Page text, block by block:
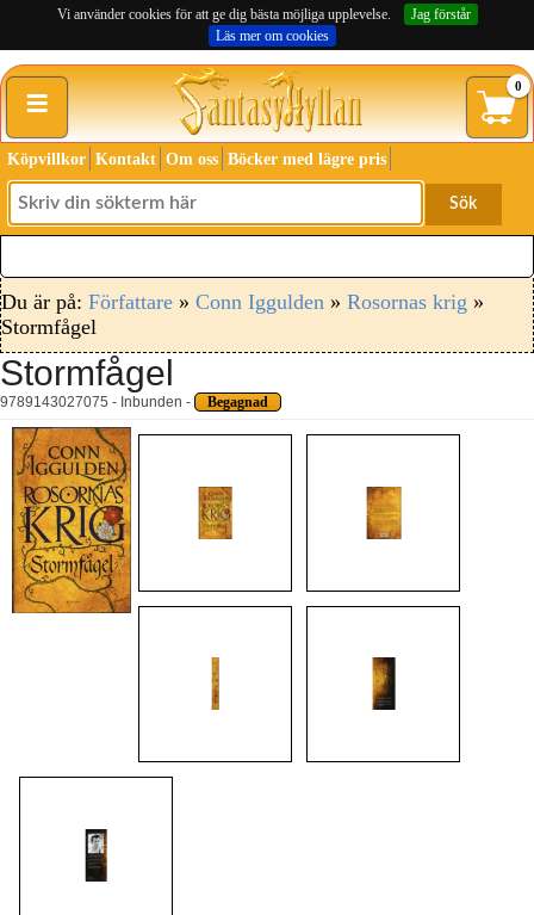
Vi använder cookies för att ge dig bästa möjliga upplevelse.
Jag förstår
Läs mer om cookies
≡ 0
Köpvillkor Kontakt Om oss Böcker med lägre pris
Sök
Du är på: Författare » Conn Iggulden » Rosornas krig »
Stormfågel
Stormfågel
9789143027075 - Inbunden - Begagnad